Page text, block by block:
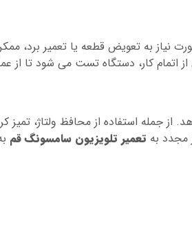
به تعویض قطعه یا تعمیر برد،
اتمام کار، دستگاه تست می شود تا
جمله استفاده از محافظ ولتاژ، تمیز
مجدد به تعمیر تلویزیون سامسونگ قم